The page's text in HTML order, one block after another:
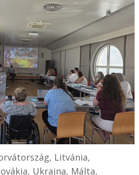
Litvánia,
Ukrajna, Málta,